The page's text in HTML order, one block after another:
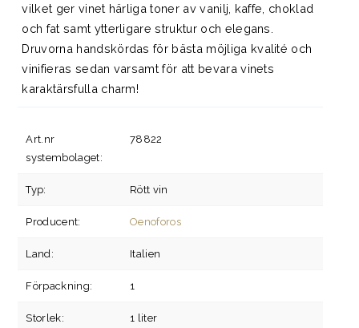
vilket ger vinet härliga toner av vanilj, kaffe, choklad
och fat samt ytterligare struktur och elegans.
Druvorna handskördas för bästa möjliga kvalité och
vinifieras sedan varsamt för att bevara vinets
karaktärsfulla charm!
Art.nr
systembolaget:
78822
Typ: Rött vin
Producent: Oenoforos
Land: Italien
Förpackning: 1
Storlek: 1 liter